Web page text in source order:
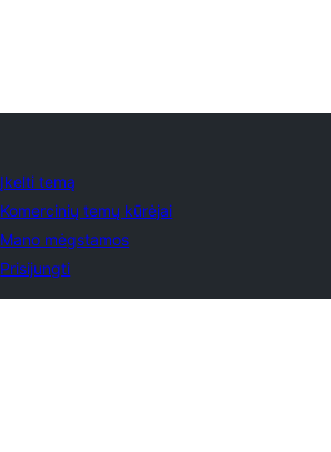
Įkelti temą
Komercinių temų kūrėjai
Mano mėgstamos
Prisijungti